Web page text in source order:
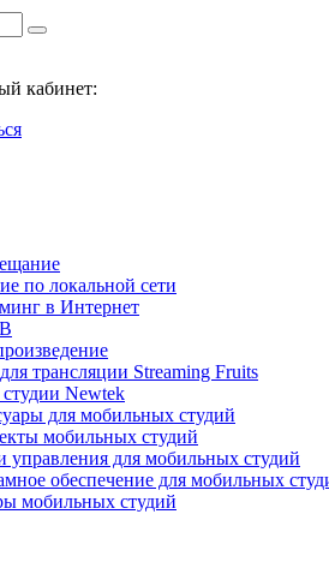
кабинет:
по локальной сети
в Интернет
трансляции Streaming Fruits
Newtek
для мобильных студий
мобильных студий
управления для мобильных студий
обеспечение для мобильных
мобильных студий